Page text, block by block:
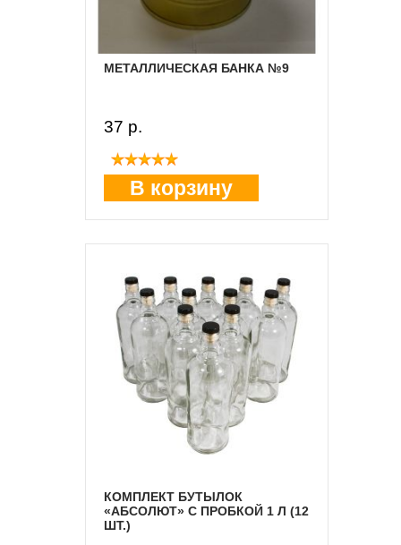
МЕТАЛЛИЧЕСКАЯ БАНКА №9
37 p.
В корзину
КОМПЛЕКТ БУТЫЛОК
«АБСОЛЮТ» С ПРОБКОЙ 1 Л (12
ШТ.)